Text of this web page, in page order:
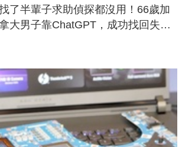
了半輩子求助偵探都沒用！66歲加
大男子靠ChatGPT，成功找回失散